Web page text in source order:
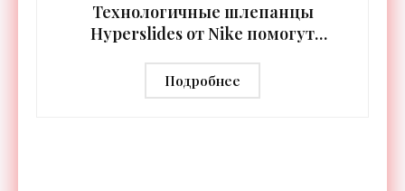
Технологичные шлепанцы
Hyperslides от Nike помогут
тренировки - «Гаджеты»
Подробнее